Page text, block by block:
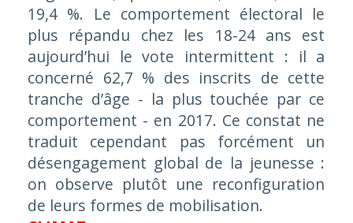
19,4 %. Le comportement électoral le
plus répandu chez les 18-24 ans est
aujourd’hui le vote intermittent : il a
concerné 62,7 % des inscrits de cette
tranche d’âge - la plus touchée par ce
comportement - en 2017. Ce constat ne
traduit cependant pas forcément un
désengagement global de la jeunesse :
on observe plutôt une reconfiguration
de leurs formes de mobilisation.